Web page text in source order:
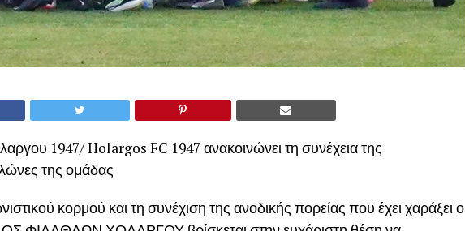
1947/ Holargos FC 1947 ανακοινώνει τη συνέχεια της
της ομάδας
κορμού και τη συνέχιση της ανοδικής πορείας που έχει χαράξει ο